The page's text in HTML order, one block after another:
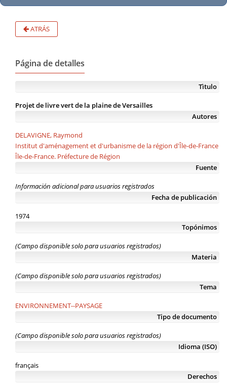
ATRÁS
Página de detalles
Tìtulo
Projet de livre vert de la plaine de Versailles
Autores
DELAVIGNE, Raymond
Institut d'aménagement et d'urbanisme de la région d'Île-de-France
Île-de-France. Préfecture de Région
Fuente
Información adicional para usuarios registrados
Fecha de publicación
1974
Topónimos
(Campo disponible solo para usuarios registrados)
Materia
(Campo disponible solo para usuarios registrados)
Tema
ENVIRONNEMENT--PAYSAGE
Tipo de documento
(Campo disponible solo para usuarios registrados)
Idioma (ISO)
français
Derechos